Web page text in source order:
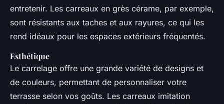
entretenir. Les carreaux en grès cérame, par exemple,
sont résistants aux taches et aux rayures, ce qui les
rend idéaux pour les espaces extérieurs fréquentés.
Esthétique
Le carrelage offre une grande variété de designs et
de couleurs, permettant de personnaliser votre
terrasse selon vos goûts. Les carreaux imitation